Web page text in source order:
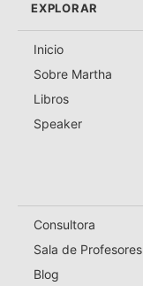
EXPLORAR
Inicio
Sobre Martha
Libros
Speaker
Consultora
Sala de Profesores
Blog